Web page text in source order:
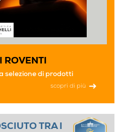
ROVENTI
selezione di prodotti
scopri di più
TRA I